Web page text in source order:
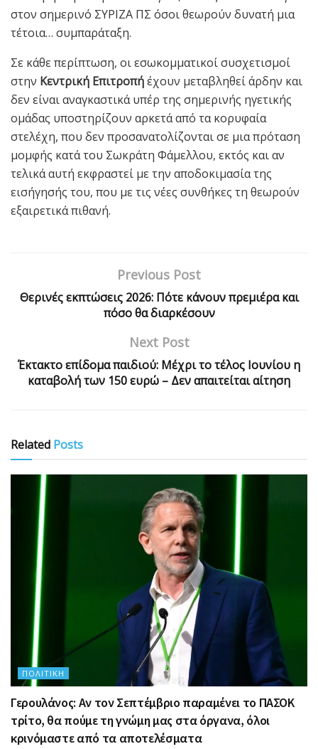
στον σημερινό ΣΥΡΙΖΑ ΠΣ όσοι θεωρούν δυνατή μια
τέτοια… συμπαράταξη.
Σε κάθε περίπτωση, οι εσωκομματικοί συσχετισμοί
στην Κεντρική Επιτροπήέχουν μεταβληθεί άρδην και
δεν είναι αναγκαστικά υπέρ της σημερινής ηγετικής
ομάδας υποστηρίζουν αρκετά από τα κορυφαία
στελέχη, που δεν προσανατολίζονται σε μια πρόταση
μομφής κατά του Σωκράτη Φάμελλου, εκτός και αν
τελικά αυτή εκφραστεί με την αποδοκιμασία της
εισήγησής του, που με τις νέες συνθήκες τη θεωρούν
εξαιρετικά πιθανή.
Previous Post
Θερινές εκπτώσεις 2026: Πότε κάνουν πρεμιέρα και
πόσο θα διαρκέσουν
Next Post
Έκτακτο επίδομα παιδιού: Μέχρι το τέλος Ιουνίου η
καταβολή των 150 ευρώ – Δεν απαιτείται αίτηση
Related Posts
ΠΟΛΙΤΙΚΉ
Γερουλάνος: Αν τον Σεπτέμβριο παραμένει το ΠΑΣΟΚ
τρίτο, θα πούμε τη γνώμη μας στα όργανα, όλοι
κρινόμαστε από τα αποτελέσματα